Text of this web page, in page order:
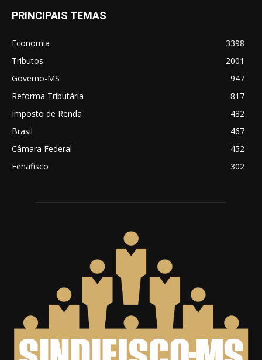
PRINCIPAIS TEMAS
Economia
3398
Tributos
2001
Governo-MS
947
Reforma Tributária
817
Imposto de Renda
482
Brasil
467
Câmara Federal
452
Fenafisco
302